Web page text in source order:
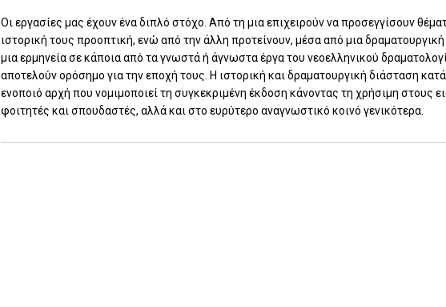
Οι εργασίες μας έχουν ένα διπλό στόχο. Από τη μια επιχειρούν να προσεγγίσουν
ιστορική τους προοπτική, ενώ από την άλλη προτείνουν, μέσα από μια
μια ερμηνεία σε κάποια από τα γνωστά ή άγνωστα έργα του νεοελληνικού
αποτελούν ορόσημο για την εποχή τους. Η ιστορική και δραματουργική διάσταση
ενοποιό αρχή που νομιμοποιεί τη συγκεκριμένη έκδοση κάνοντας τη χρήσιμη στους
φοιτητές και σπουδαστές, αλλά και στο ευρύτερο αναγνωστικό κοινό γενικότερα.